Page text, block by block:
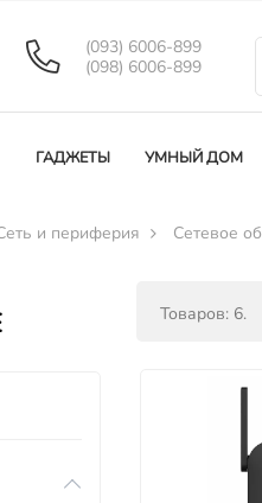
(093) 6006-899
(098) 6006-899
ГАДЖЕТЫ УМНЫЙ ДОМ
и периферия Сетевое
Товаров: 6.